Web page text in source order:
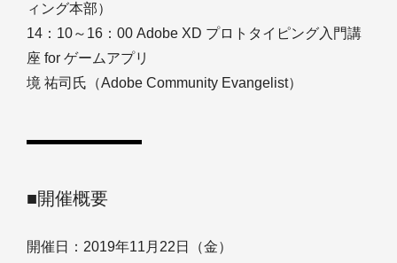
ィング本部）
14：10～16：00 Adobe XD プロトタイピング入門講
座 for ゲームアプリ
境 祐司氏（Adobe Community Evangelist）
■開催概要
開催日：2019年11月22日（金）